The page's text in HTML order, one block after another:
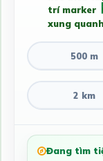
trí marker
xung
500 m
2 km
Đang tìm